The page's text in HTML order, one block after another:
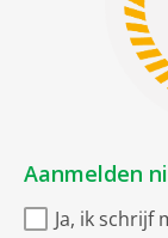
Aanmelden
Ja, ik schrijf